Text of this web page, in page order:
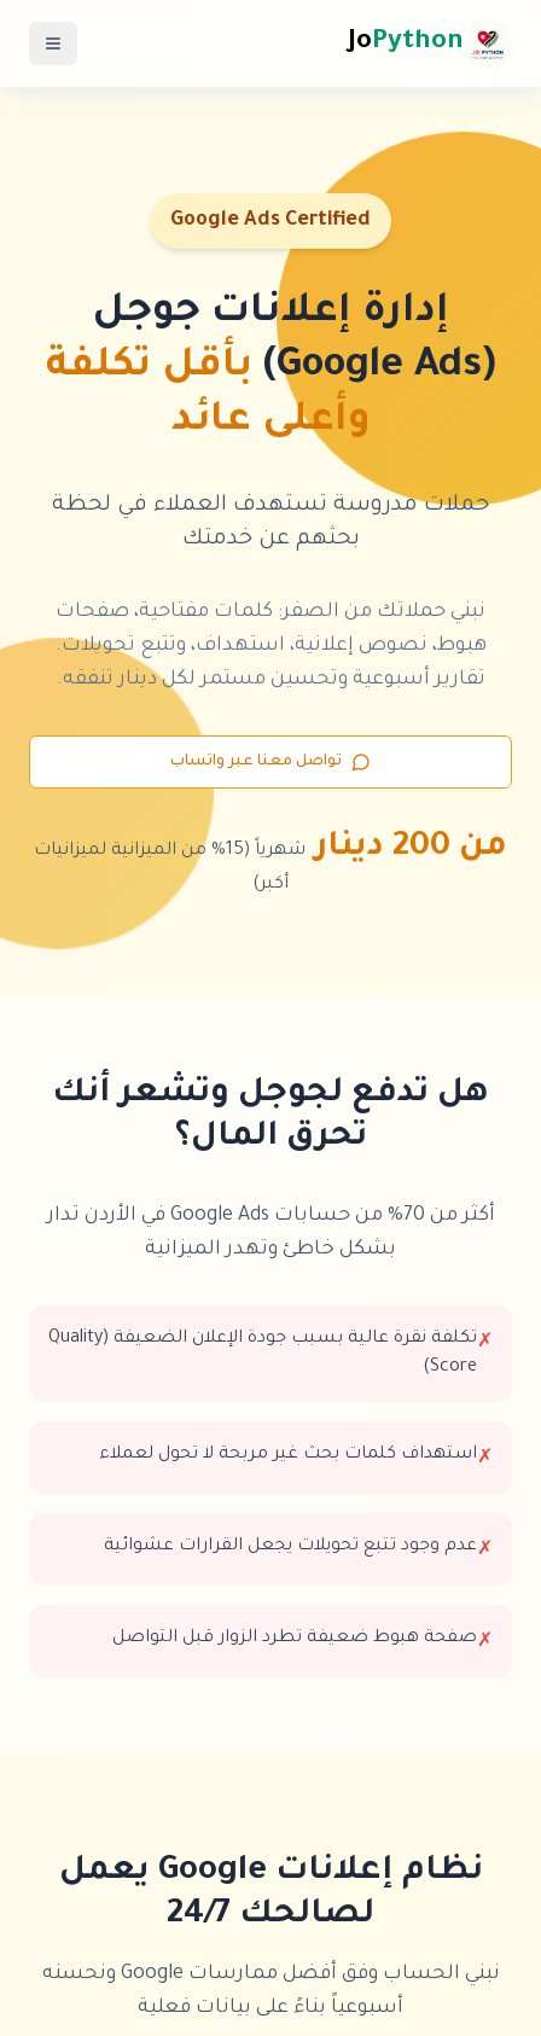
JoPython
Google Ads Certified
إدارة إعلانات جوجل
(Google Ads)
بأقل تكلفة
وأعلى عائد
حملات مدروسة تستهدف العملاء في لحظة
بحثهم عن خدمتك
نبني حملاتك من الصفر: كلمات مفتاحية، صفحات
هبوط، نصوص إعلانية، استهداف، وتتبع تحويلات.
تقارير أسبوعية وتحسين مستمر لكل دينار تنفقه.
تواصل معنا عبر واتساب
من 200 دينار
شهرياً (15% من الميزانية لميزانيات
أكبر)
هل تدفع لجوجل وتشعر أنك
تحرق المال؟
أكثر من 70% من حسابات Google Ads في الأردن تدار
بشكل خاطئ وتهدر الميزانية
✗
تكلفة نقرة عالية بسبب جودة الإعلان الضعيفة (Quality
Score)
✗استهداف كلمات بحث غير مربحة لا تحول لعملاء
✗عدم وجود تتبع تحويلات يجعل القرارات عشوائية
✗صفحة هبوط ضعيفة تطرد الزوار قبل التواصل
نظام إعلانات Google يعمل
لصالحك 24/7
نبني الحساب وفق أفضل ممارسات Google ونحسنه
أسبوعياً بناءً على بيانات فعلية